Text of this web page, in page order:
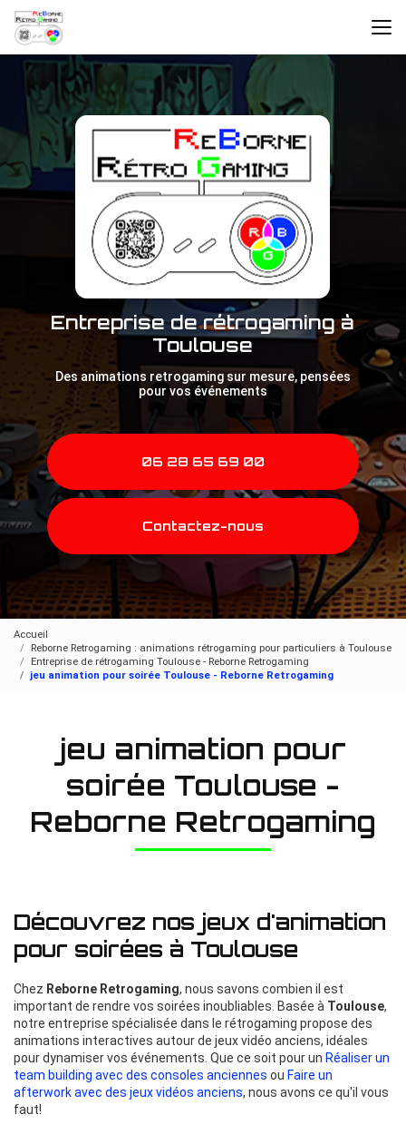
Aller
contenu
principal
Entreprise de rétrogaming à
Toulouse
Des animations retrogaming sur mesure, pensées
pour vos événements
06 28 65 69 00
Contactez-nous
Accueil
Reborne Retrogaming : animations rétrogaming pour particuliers à Toulouse
Entreprise de rétrogaming Toulouse - Reborne Retrogaming
jeu animation pour soirée Toulouse - Reborne Retrogaming
jeu animation pour
soirée Toulouse -
Reborne Retrogaming
Découvrez nos jeux d'animation
pour soirées à Toulouse
Chez Reborne Retrogaming, nous savons combien il est
important de rendre vos soirées inoubliables. Basée à Toulouse,
notre entreprise spécialisée dans le rétrogaming propose des
animations interactives autour de jeux vidéo anciens, idéales
pour dynamiser vos événements. Que ce soit pour un Réaliser un
team building avec des consoles anciennes ou Faire un
afterwork avec des jeux vidéos anciens, nous avons ce qu'il vous
faut!